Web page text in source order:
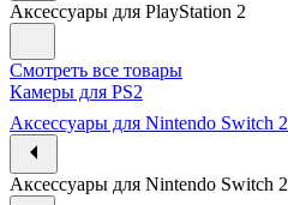
Аксессуары для PlayStation 2
Смотреть все товары
Камеры для PS2
Аксессуары для Nintendo Switch 2
Аксессуары для Nintendo Switch 2